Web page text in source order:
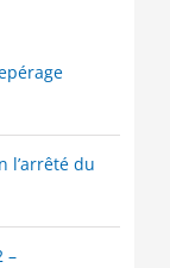
l’arrêté du
–